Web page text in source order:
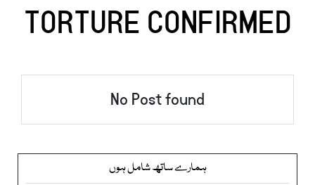
TORTURE CONFIRMED
No Post found
ہمارے ساتھ شامل ہوں